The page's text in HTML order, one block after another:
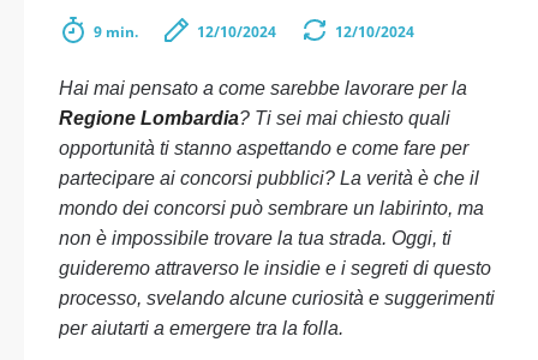
9 min. 12/10/2024 12/10/2024
Hai mai pensato a come sarebbe lavorare per la
Regione Lombardia? Ti sei mai chiesto quali
opportunità ti stanno aspettando e come fare per
partecipare ai concorsi pubblici? La verità è che il
mondo dei concorsi può sembrare un labirinto, ma
non è impossibile trovare la tua strada. Oggi, ti
guideremo attraverso le insidie e i segreti di questo
processo, svelando alcune curiosità e suggerimenti
per aiutarti a emergere tra la folla.